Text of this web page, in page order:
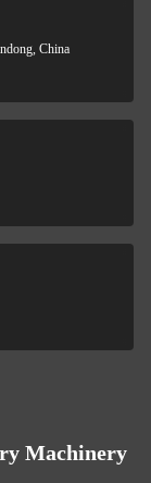
China
Machinery